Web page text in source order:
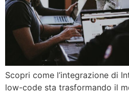
Scopri come l’integrazione di
low-code sta trasformando il